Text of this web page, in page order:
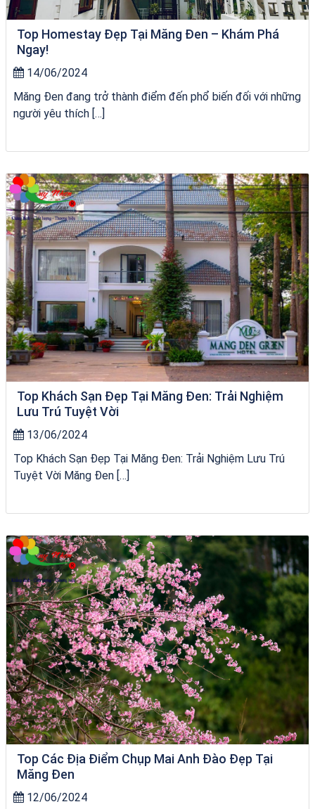
Top Homestay Đẹp Tại Măng Đen – Khám Phá
Ngay!
14/06/2024
Măng Đen đang trở thành điểm đến phổ biến đối với những
người yêu thích […]
chèo SUP tại Quy Nhơn
Top Khách Sạn Đẹp Tại Măng Đen: Trải Nghiệm
Lưu Trú Tuyệt Vời
13/06/2024
Top Khách Sạn Đẹp Tại Măng Đen: Trải Nghiệm Lưu Trú
Tuyệt Vời Măng Đen […]
chèo SUP tại Quy Nhơn
Top Các Địa Điểm Chụp Mai Anh Đào Đẹp Tại
Măng Đen
12/06/2024